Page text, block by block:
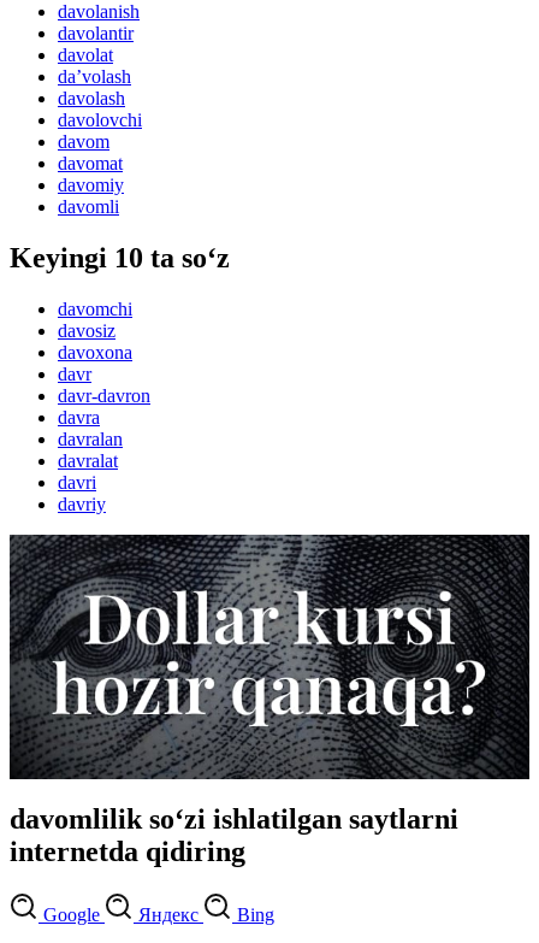
davolanish
davolantir
davolat
daʼvolash
davolash
davolovchi
davom
davomat
davomiy
davomli
Keyingi 10 ta so‘z
davomchi
davosiz
davoxona
davr
davr-davron
davra
davralan
davralat
davri
davriy
davomlilik so‘zi ishlatilgan saytlarni
internetda qidiring
Google Яндекс Bing